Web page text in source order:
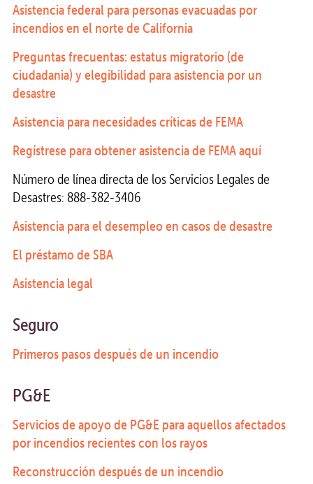
Asistencia federal para personas evacuadas por
incendios en el norte de California
Preguntas frecuentas: estatus migratorio (de
ciudadania) y elegibilidad para asistencia por un
desastre
Asistencia para necesidades críticas de FEMA
Regístrese para obtener asistencia de FEMA aquí
Número de línea directa de los Servicios Legales de
Desastres: 888-382-3406
Asistencia para el desempleo en casos de desastre
El préstamo de SBA
Asistencia legal
Seguro
Primeros pasos después de un incendio
PG&E
Servicios de apoyo de PG&E para aquellos afectados
por incendios recientes con los rayos
Reconstrucción después de un incendio